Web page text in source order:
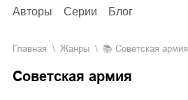
Авторы
Серии Блог
Главная Жанры Советская армия
Советская армия